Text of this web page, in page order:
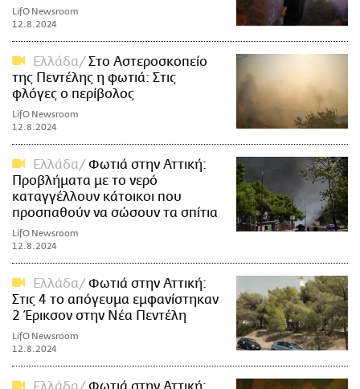
LifO Newsroom
12.8.2024
Ελλάδα
Στο Αστεροσκοπείο
της Πεντέλης η φωτιά: Στις
φλόγες ο περίβολος
LifO Newsroom
12.8.2024
Ελλάδα
Φωτιά στην Αττική:
Προβλήματα με το νερό
καταγγέλλουν κάτοικοι που
προσπαθούν να σώσουν τα σπίτια
LifO Newsroom
12.8.2024
Ελλάδα
Φωτιά στην Αττική:
Στις 4 το απόγευμα εμφανίστηκαν
2 Έρικσον στην Νέα Πεντέλη
LifO Newsroom
12.8.2024